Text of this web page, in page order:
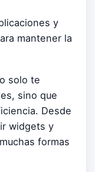
y
mantener la
solo te
sino que
Desde
widgets y
formas